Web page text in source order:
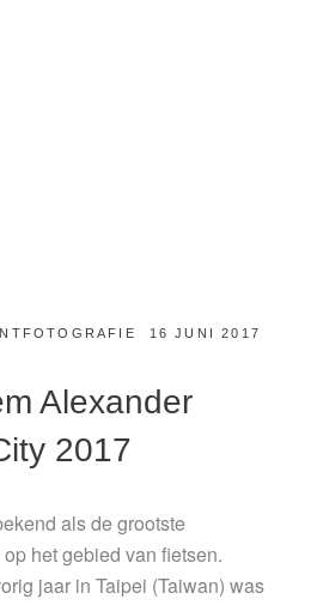
GEPLAATST
16 JUNI 2017
Alexander
2017
als de grootste
het gebied van fietsen.
jaar in Taipei (Taiwan) was